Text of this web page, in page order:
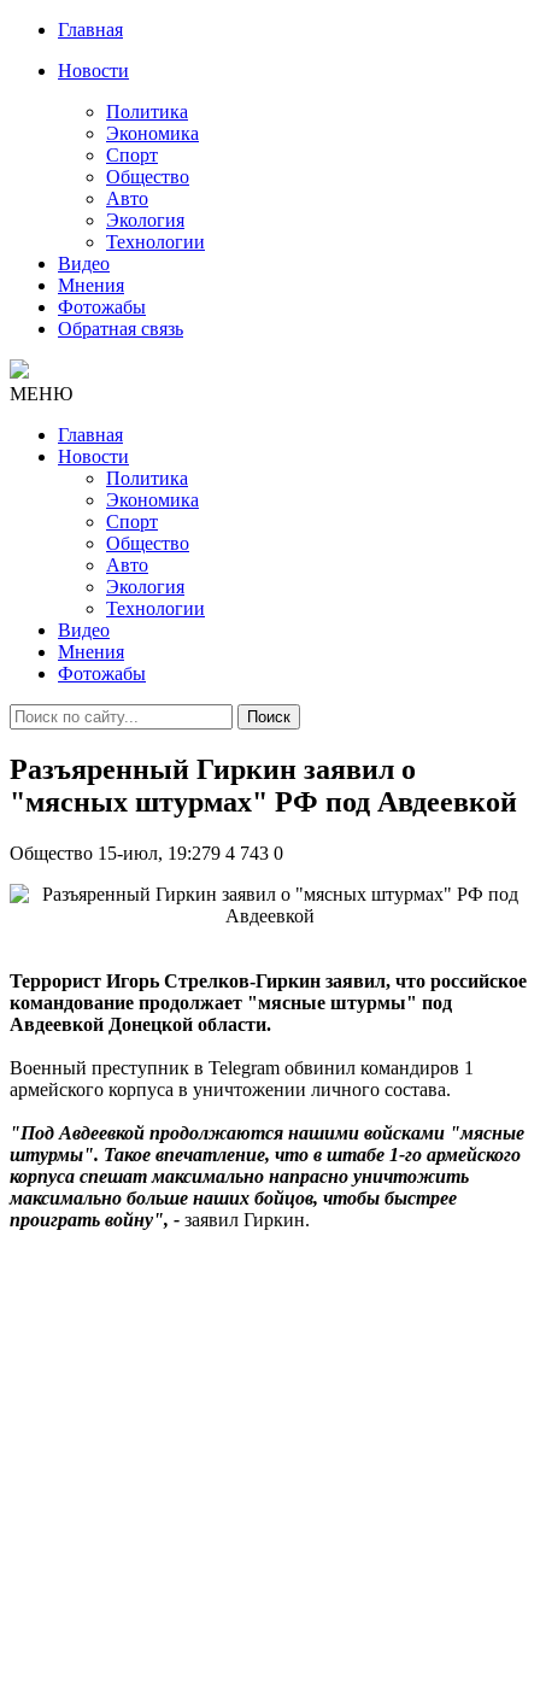
Главная
Новости
Политика
Экономика
Спорт
Общество
Авто
Экология
Технологии
Видео
Мнения
Фотожабы
Обратная связь
МЕНЮ
Главная
Новости
Политика
Экономика
Спорт
Общество
Авто
Экология
Технологии
Видео
Мнения
Фотожабы
Поиск
Разъяренный Гиркин заявил о
"мясных штурмах" РФ под Авдеевкой
Общество 15-июл, 19:279 4 743 0
Террорист Игорь Стрелков-Гиркин заявил, что российское
командование продолжает "мясные штурмы" под
Авдеевкой Донецкой области.
Военный преступник в Telegram обвинил командиров 1
армейского корпуса в уничтожении личного состава.
"Под Авдеевкой продолжаются нашими войсками "мясные
штурмы". Такое впечатление, что в штабе 1-го армейского
корпуса спешат максимально напрасно уничтожить
максимально больше наших бойцов, чтобы быстрее
проиграть войну", - заявил Гиркин.